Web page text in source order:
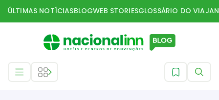
ÚLTIMAS NOTÍCIASBLOGWEB STORIESGLOSSÁRIO DO